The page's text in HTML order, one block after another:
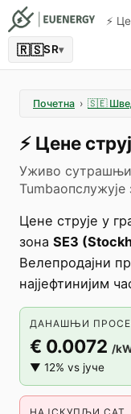
⚡️
🇷🇸SR▾
Почетна › 🇸🇪
⚡️ Цене
Уживо сутрашњи
Tumbaопслужује
Цене струје у
зона SE3
Велепродајни
најјефтинијим
ДАНАШЊИ
€ 0.0072 /
▼ 12% vs јуче